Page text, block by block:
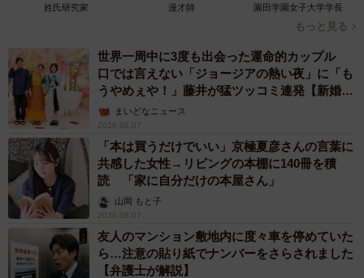
姓氏研究家 漫才師 園田学園女子大学学長
もっと見る
世界一周中に3度も出会った運命的カップル
口では言えない「ジョージアの熱い夜」に「も
うやめぇや！」藤井が猛ツッコミ連発【新婚さ
ん】まいどなニュース
2026.08.07
「本は買うだけでいい」京極夏彦さんの言葉に
共感した女性→リビングの本棚に140冊を積
読 「家に自分だけの本屋さん」
山岡 もと子
2026.08.07
友人のマンション敷地内に度々車を停めていた
ら…注意の貼り紙でナンバーをさらされました
【弁護士が解説】